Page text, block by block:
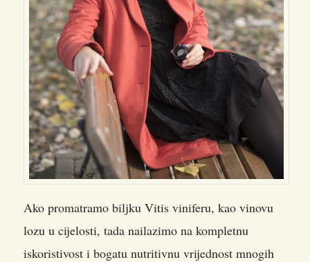
Ako promatramo biljku Vitis viniferu, kao vinovu
lozu u cijelosti, tada nailazimo na kompletnu
iskoristivost i bogatu nutritivnu vrijednost mnogih